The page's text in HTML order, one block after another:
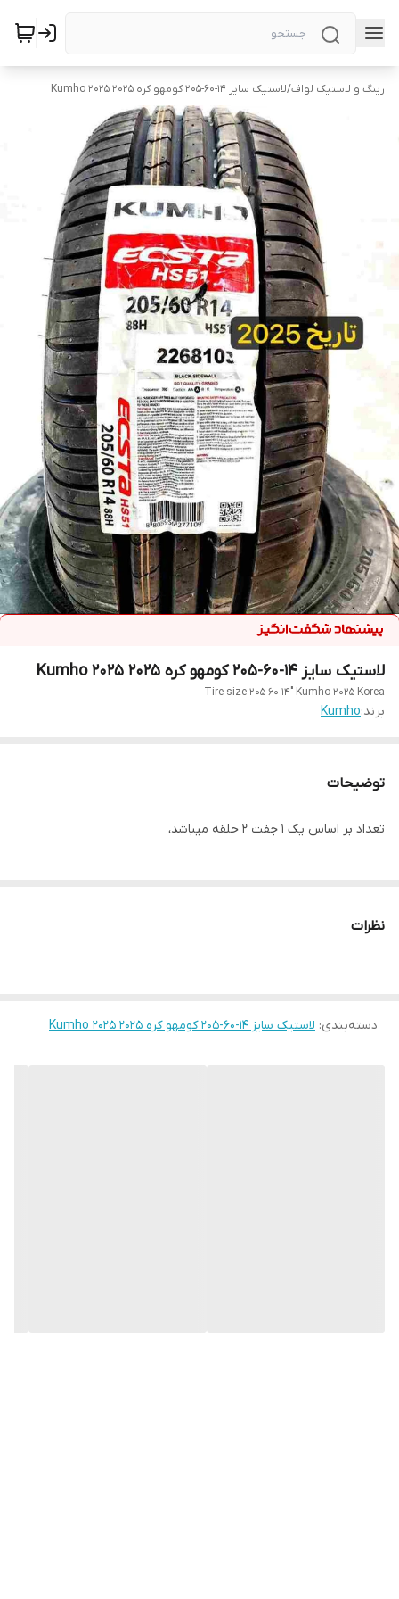
رینگ و لاستیک لواف/لاستیک سایز ۱۴-۶۰-۲۰۵ کومهو کره ۲۰۲۵ Kumho 2025
لاستیک سایز ۱۴-۶۰-۲۰۵ کومهو کره ۲۰۲۵ Kumho 2025
Tire size 205-60-14" Kumho 2025 Korea
برند:Kumho
توضیحات
تعداد بر اساس یک ۱ جفت ۲ حلقه میباشد،
نظرات
دسته‌بندی: لاستیک سایز ۱۴-۶۰-۲۰۵ کومهو کره ۲۰۲۵ Kumho 2025